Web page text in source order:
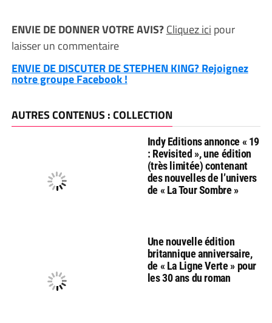
ENVIE DE DONNER VOTRE AVIS?Cliquez ici pour
laisser un commentaire
ENVIE DE DISCUTER DE STEPHEN KING? Rejoignez
notre groupe Facebook !
AUTRES CONTENUS : COLLECTION
Indy Editions annonce « 19
: Revisited », une édition
(très limitée) contenant
des nouvelles de l’univers
de « La Tour Sombre »
Une nouvelle édition
britannique anniversaire,
de « La Ligne Verte » pour
les 30 ans du roman